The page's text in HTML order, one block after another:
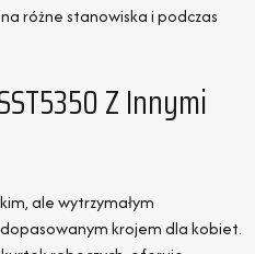
różne stanowiska i podczas
Z Innymi
ale wytrzymałym
krojem dla kobiet.